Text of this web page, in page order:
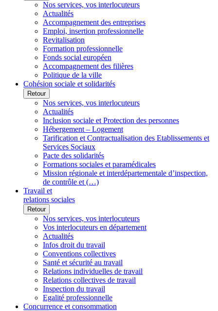
Nos services, vos interlocuteurs
Actualités
Accompagnement des entreprises
Emploi, insertion professionnelle
Revitalisation
Formation professionnelle
Fonds social européen
Accompagnement des filières
Politique de la ville
Cohésion sociale et solidarités
Retour
Nos services, vos interlocuteurs
Actualités
Inclusion sociale et Protection des personnes
Hébergement – Logement
Tarification et Contractualisation des Etablissements et
Services Sociaux
Pacte des solidarités
Formations sociales et paramédicales
Mission régionale et interdépartementale d’inspection,
de contrôle et (…)
Travail et
relations sociales
Retour
Nos services, vos interlocuteurs
Vos interlocuteurs en département
Actualités
Infos droit du travail
Conventions collectives
Santé et sécurité au travail
Relations individuelles de travail
Relations collectives de travail
Inspection du travail
Egalité professionnelle
Concurrence et consommation